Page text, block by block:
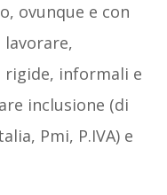
ovunque e con
lavorare,
rigide, informali e
inclusione (di
Pmi, P.IVA) e